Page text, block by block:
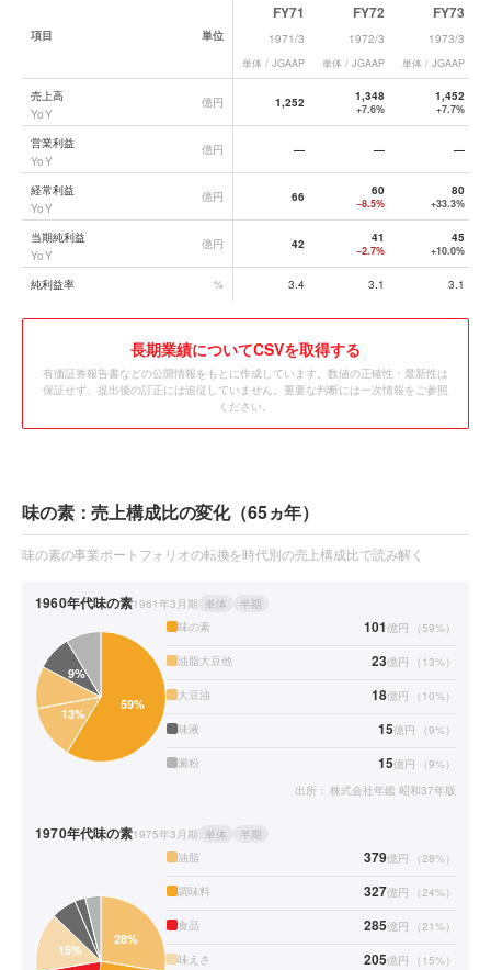
味の素の長期業績データ一覧
項目 単位
FY71
1971/3
単体 / JGAAP
FY72
1972/3
単体 / JGAAP
FY73
1973/3
単体 / JGAAP
売上高
YoY
億円 1,252 1,348
+7.6%
1,452
+7.7%
営業利益
YoY
億円 — — —
経常利益
YoY
億円 66 60
−8.5%
80
+33.3%
当期純利益
YoY
億円 42 41
−2.7%
45
+10.0%
純利益率 % 3.4 3.1 3.1
長期業績についてCSVを取得する
有価証券報告書などの公開情報をもとに作成しています。数値の正確性・最新性は
保証せず、提出後の訂正には追従していません。重要な判断には一次情報をご参照
ください。
味の素：売上構成比の変化（65ヵ年）
味の素の事業ポートフォリオの転換を時代別の売上構成比で読み解く
1960年代味の素1961年3月期 単体
半期
味の素
101億円 （59%）
油脂大豆他 23億円 （ 13%）
大豆油 18億円 （ 10%）
味液 15億円 （9%）
澱粉 15億円 （9%）
出所： 株式会社年鑑 昭和37年版
1970年代味の素1975年3月期 単体
半期
油脂
379億円 （28%）
調味料 327億円 （24%）
食品 285億円 （21%）
味えさ 205億円 （ 15%）